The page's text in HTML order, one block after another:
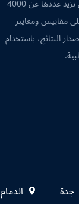
متنوعة من الفحوصات والتي تزيد عددها عن 4000
مقاييس ومعايير
النتائج، باستخدام
جدة الدمام